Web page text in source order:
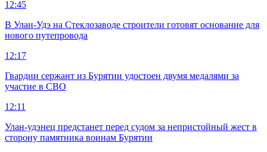
12:45
В Улан-Удэ на Стеклозаводе строители готовят основание для
нового путепровода
12:17
Гвардии сержант из Бурятии удостоен двумя медалями за
участие в СВО
12:11
Улан-удэнец предстанет перед судом за непристойный жест в
сторону памятника воинам Бурятии